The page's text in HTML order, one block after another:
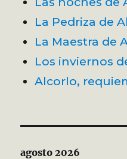
La Pedriza de
La Maestra de
Los inviernos
Alcorlo,
agosto 2026